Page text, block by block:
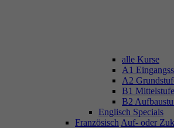
alle Kurse
A1
A2
B1 Mittelstufe
B2
Englisch Specials
Französisch Auf- oder